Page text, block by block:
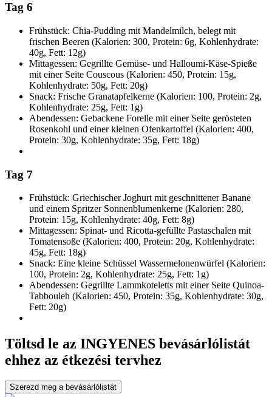
Tag 6
Frühstück: Chia-Pudding mit Mandelmilch, belegt mit
frischen Beeren (Kalorien: 300, Protein: 6g, Kohlenhydrate:
40g, Fett: 12g)
Mittagessen: Gegrillte Gemüse- und Halloumi-Käse-Spieße
mit einer Seite Couscous (Kalorien: 450, Protein: 15g,
Kohlenhydrate: 50g, Fett: 20g)
Snack: Frische Granatapfelkerne (Kalorien: 100, Protein: 2g,
Kohlenhydrate: 25g, Fett: 1g)
Abendessen: Gebackene Forelle mit einer Seite gerösteten
Rosenkohl und einer kleinen Ofenkartoffel (Kalorien: 400,
Protein: 30g, Kohlenhydrate: 35g, Fett: 18g)
Tag 7
Frühstück: Griechischer Joghurt mit geschnittener Banane
und einem Spritzer Sonnenblumenkerne (Kalorien: 280,
Protein: 15g, Kohlenhydrate: 40g, Fett: 8g)
Mittagessen: Spinat- und Ricotta-gefüllte Pastaschalen mit
Tomatensoße (Kalorien: 400, Protein: 20g, Kohlenhydrate:
45g, Fett: 18g)
Snack: Eine kleine Schüssel Wassermelonenwürfel (Kalorien:
100, Protein: 2g, Kohlenhydrate: 25g, Fett: 1g)
Abendessen: Gegrillte Lammkoteletts mit einer Seite Quinoa-
Tabbouleh (Kalorien: 450, Protein: 35g, Kohlenhydrate: 30g,
Fett: 20g)
Töltsd le az INGYENES bevásárlólistát
ehhez az étkezési tervhez
Szerezd meg a bevásárlólistát